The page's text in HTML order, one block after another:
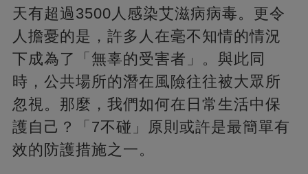
天有超過3500人感染艾滋病病毒。更令
人擔憂的是，許多人在毫不知情的情況
下成為了「無辜的受害者」。與此同
時，公共場所的潛在風險往往被大眾所
忽視。那麼，我們如何在日常生活中保
護自己？「7不碰」原則或許是最簡單有
效的防護措施之一。